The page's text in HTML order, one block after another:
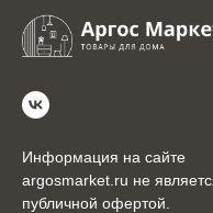
Информация на сайте
argosmarket.ru не
публичной офертой.